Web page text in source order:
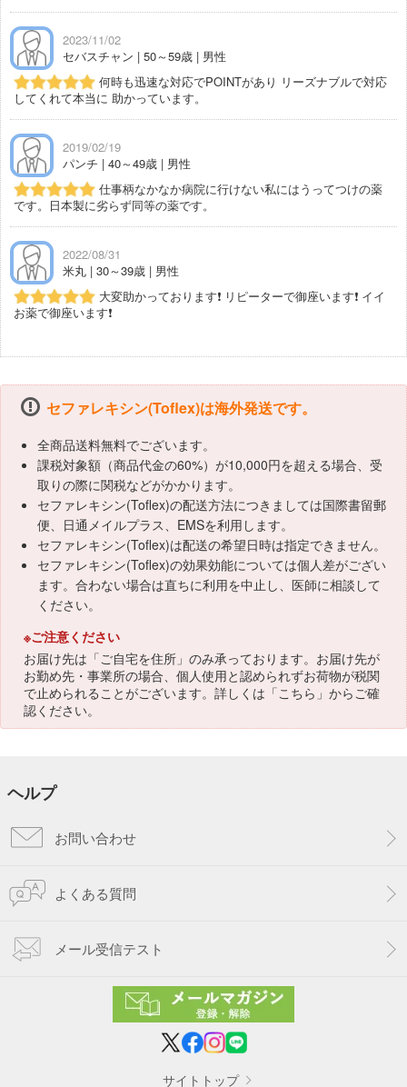
2023/11/02
セバスチャン | 50～59歳 | 男性
何時も迅速な対応でPOINTがあり リーズナブルで対応
してくれて本当に 助かっています。
2019/02/19
パンチ | 40～49歳 | 男性
仕事柄なかなか病院に行けない私にはうってつけの薬
です。日本製に劣らず同等の薬です。
2022/08/31
米丸 | 30～39歳 | 男性
大変助かっております❗️ リピーターで御座います❗️ イイ
お薬で御座います❗️
セファレキシン(Toflex)は海外発送です。
全商品送料無料でございます。
課税対象額（商品代金の60%）が10,000円を超える場合、受
取りの際に関税などがかかります。
セファレキシン(Toflex)の配送方法につきましては国際書留郵
便、日通メイルプラス、EMSを利用します。
セファレキシン(Toflex)は配送の希望日時は指定できません。
セファレキシン(Toflex)の効果効能については個人差がござい
ます。合わない場合は直ちに利用を中止し、医師に相談して
ください。
※ご注意ください
お届け先は「ご自宅を住所」のみ承っております。お届け先が
お勤め先・事業所の場合、個人使用と認められずお荷物が税関
で止められることがございます。詳しくは「こちら 」からご確
認ください。
ヘルプ
お問い合わせ
よくある質問
メール受信テスト
サイトトップ